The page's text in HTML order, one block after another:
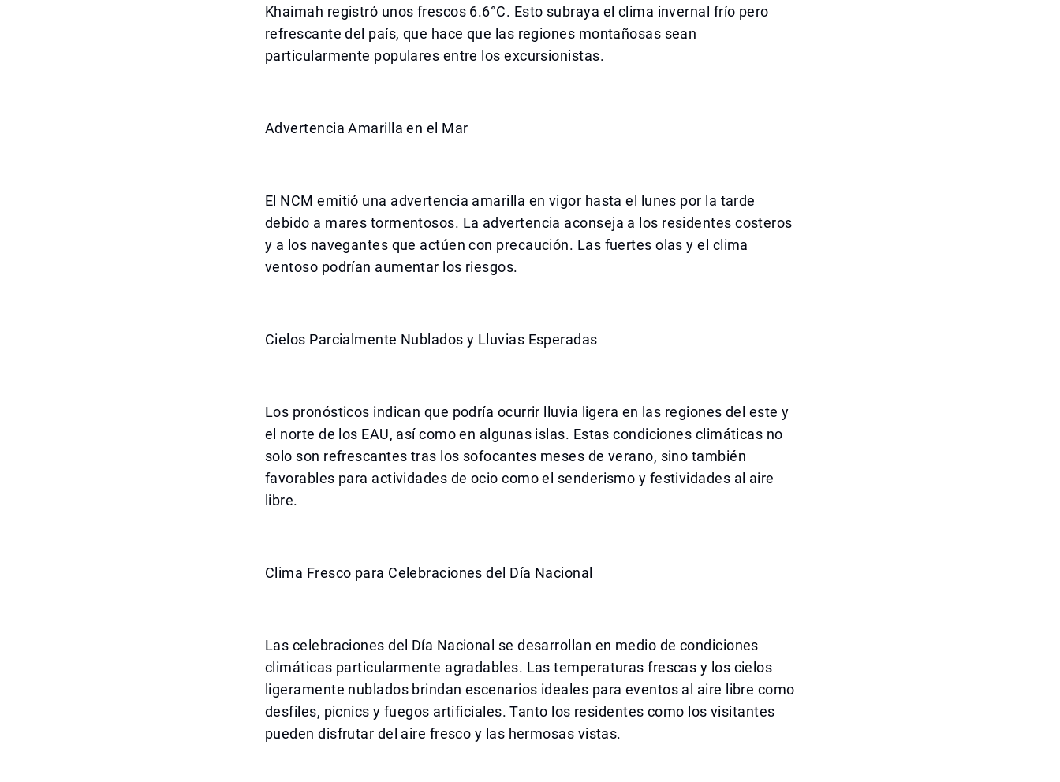
Khaimah registró unos frescos 6.6°C. Esto subraya el clima invernal frío pero
refrescante del país, que hace que las regiones montañosas sean
particularmente populares entre los excursionistas.
Advertencia Amarilla en el Mar
El NCM emitió una advertencia amarilla en vigor hasta el lunes por la tarde
debido a mares tormentosos. La advertencia aconseja a los residentes costeros
y a los navegantes que actúen con precaución. Las fuertes olas y el clima
ventoso podrían aumentar los riesgos.
Cielos Parcialmente Nublados y Lluvias Esperadas
Los pronósticos indican que podría ocurrir lluvia ligera en las regiones del este y
el norte de los EAU, así como en algunas islas. Estas condiciones climáticas no
solo son refrescantes tras los sofocantes meses de verano, sino también
favorables para actividades de ocio como el senderismo y festividades al aire
libre.
Clima Fresco para Celebraciones del Día Nacional
Las celebraciones del Día Nacional se desarrollan en medio de condiciones
climáticas particularmente agradables. Las temperaturas frescas y los cielos
ligeramente nublados brindan escenarios ideales para eventos al aire libre como
desfiles, picnics y fuegos artificiales. Tanto los residentes como los visitantes
pueden disfrutar del aire fresco y las hermosas vistas.